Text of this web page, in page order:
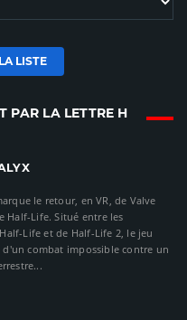
LISTE
PAR LA LETTRE H
le retour, en VR, de Valve
Half-Life. Situé entre les
Life et de Half-Life 2, le jeu
d'un combat impossible contre un